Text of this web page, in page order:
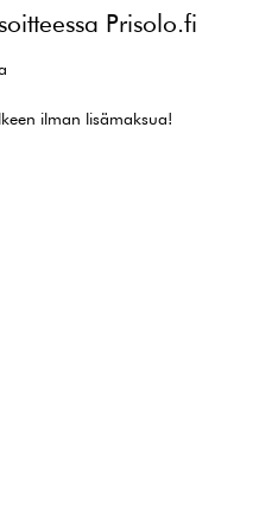
Prisolo.fi
ilman lisämaksua!